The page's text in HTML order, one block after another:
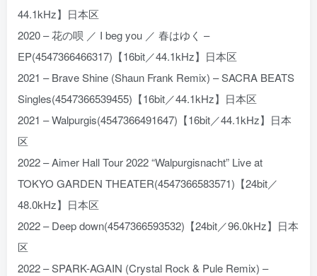
44.1kHz】日本区
2020 – 花の呗 ／ I beg you ／ 春はゆく –
EP(4547366466317)【16bit／44.1kHz】日本区
2021 – Brave Shine (Shaun Frank Remix) – SACRA BEATS
Singles(4547366539455)【16bit／44.1kHz】日本区
2021 – Walpurgis(4547366491647)【16bit／44.1kHz】日本
区
2022 – Aimer Hall Tour 2022 “Walpurgisnacht” Live at
TOKYO GARDEN THEATER(4547366583571)【24bit／
48.0kHz】日本区
2022 – Deep down(4547366593532)【24bit／96.0kHz】日本
区
2022 – SPARK-AGAIN (Crystal Rock & Pule Remix) –